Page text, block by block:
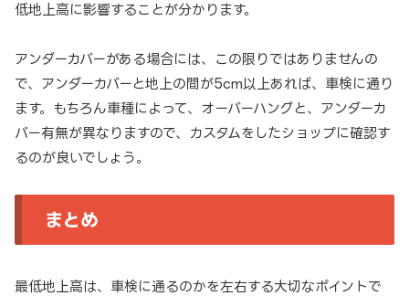
低地上高に影響することが分かります。
アンダーカバーがある場合には、この限りではありませんの
で、アンダーカバーと地上の間が5cm以上あれば、車検に通り
ます。もちろん車種によって、オーバーハングと、アンダーカ
バー有無が異なりますので、カスタムをしたショップに確認す
るのが良いでしょう。
まとめ
最低地上高は、車検に通るのかを左右する大切なポイントで